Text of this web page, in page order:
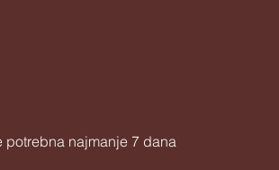
potrebna najmanje 7 dana